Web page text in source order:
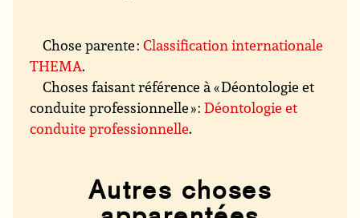
Chose parente :Classification internationale
THEMA.
Choses faisant référence à « Déontologie et
conduite professionnelle » :Déontologie et
conduite professionnelle.
Autres choses